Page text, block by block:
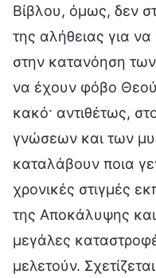
Βίβλου, όμως, δεν
της αλήθειας για
στην κατανόηση
να έχουν φόβο
κακό· αντιθέτως,
γνώσεων και των
καταλάβουν ποια
χρονικές στιγμές
της Αποκάλυψης
μεγάλες
μελετούν.